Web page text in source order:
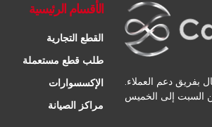
بفريق دعم العملاء.
الأقسام الرئيسية
القطع التجارية
طلب قطع مستعملة
الإكسسوارات
مراكز الصيانة